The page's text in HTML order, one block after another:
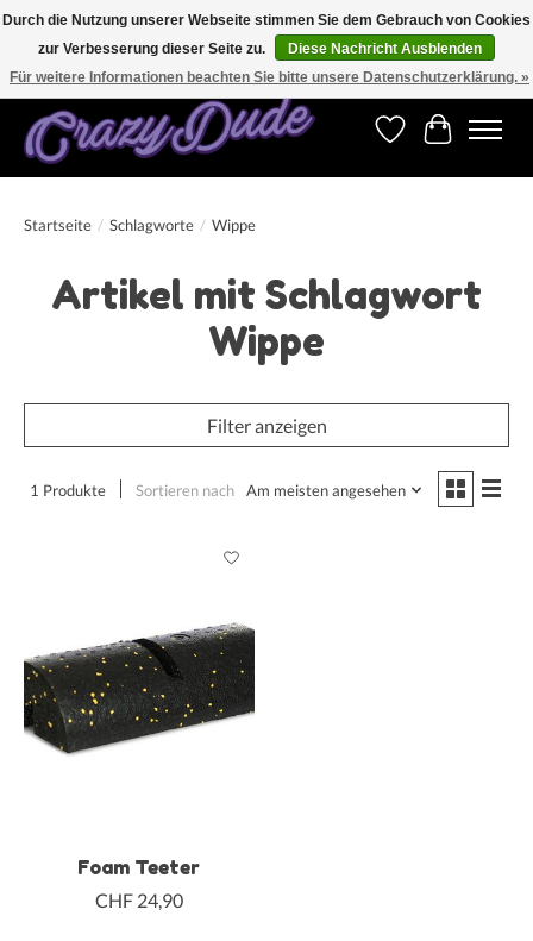
Versandkostenfrei bestellen ab CHF 200.00 in der Schweiz und ab EUR 250.00 in den
meisten Ländern weltweit.
Wunschzettel
Ihr
Startseite / Schlagworte / Wippe
Artikel mit Schlagwort
Wippe
Filter anzeigen
1 Produkte Sortieren nach Am meisten angesehen
Foam Teeter
CHF 24,90
Durch die Nutzung unserer Webseite stimmen Sie dem Gebrauch von Cookies
zur Verbesserung dieser Seite zu.
Diese Nachricht Ausblenden
Für weitere Informationen beachten Sie bitte unsere Datenschutzerklärung. »